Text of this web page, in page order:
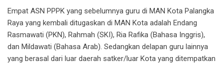
Empat ASN PPPK yang sebelumnya guru di MAN Kota Palangka
Raya yang kembali ditugaskan di MAN Kota adalah Endang
Rasmawati (PKN), Rahmah (SKI), Ria Rafika (Bahasa Inggris),
dan Mildawati (Bahasa Arab). Sedangkan delapan guru lainnya
yang berasal dari luar daerah satker/luar Kota yang ditempatkan